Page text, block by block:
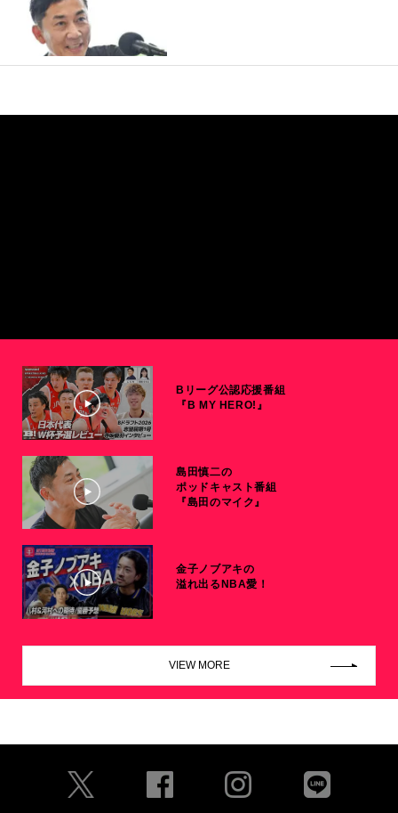
Bリーグ公認応援番組
『B MY HERO!』
島田慎二の
ポッドキャスト番組
『島田のマイク』
金子ノブアキの
溢れ出るNBA愛！
VIEW MORE